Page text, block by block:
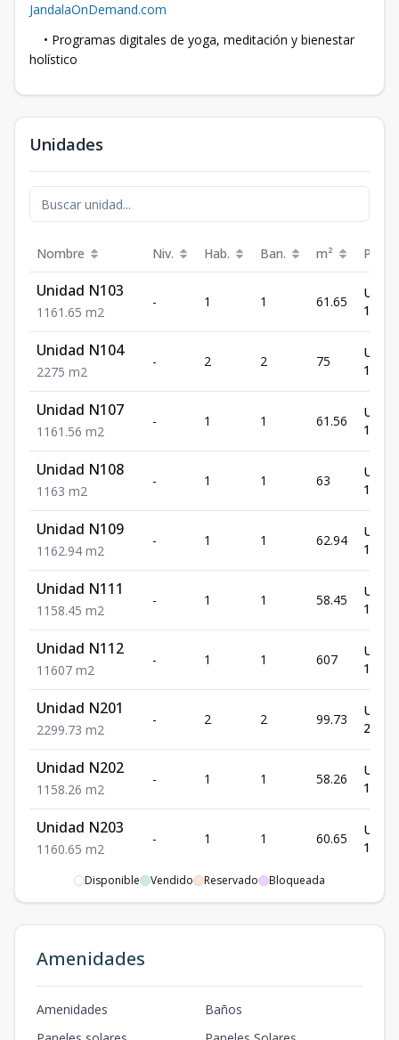
JandalaOnDemand.com
• Programas digitales de yoga, meditación y bienestar
holístico
Unidades
Nombre Niv. Hab. Ban. m² Precio
Unidad N103
1 1 61.65 m2
- 1 1 61.65
US$
Unidad N104
2275 m2
- 2 2 75
US$
Unidad N107
1 1 61.56 m2
- 1 1 61.56
US$
Unidad N108
1 1 63 m2
- 1 1 63
US$
Unidad N109
1 1 62.94 m2
- 1 1 62.94
US$
Unidad N111
1 1 58.45 m2
- 1 1 58.45
US$
Unidad N112
1 1 607 m2
- 1 1 607
US$
Unidad N201
2299.73 m2
- 2 2 99.73
US$
Unidad N202
1 1 58.26 m2
- 1 1 58.26
US$
Unidad N203
1 1 60.65 m2
- 1 1 60.65
US$
Unidad N204
- 2 2 756
1 161.56 m2
Unidad N208
1
Disponible Vendido Reservado Bloqueada
Amenidades
Amenidades
Baños